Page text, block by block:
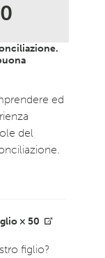
ed
del
× 50
figlio?